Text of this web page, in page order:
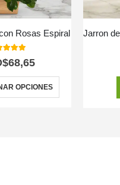
Rosas Espiral
out of 5
68,65
OPCIONES